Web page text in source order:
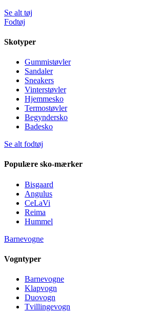
Se alt tøj
Fodtøj
Skotyper
Gummistøvler
Sandaler
Sneakers
Vinterstøvler
Hjemmesko
Termostøvler
Begyndersko
Badesko
Se alt fodtøj
Populære sko-mærker
Bisgaard
Angulus
CeLaVi
Reima
Hummel
Barnevogne
Vogntyper
Barnevogne
Klapvogn
Duovogn
Tvillingevogn